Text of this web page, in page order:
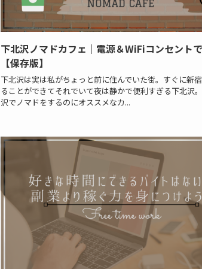
下北沢ノマドカフェ｜電源＆WiFiコンセント
【保存版】
下北沢は実は私がちょっと前に住んでいた街。すぐに新
ることができてそれでいて夜は静かで便利すぎる下北沢
沢でノマドをするのにオススメなカ...